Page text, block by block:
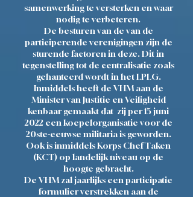
samenwerking te versterken en waar
nodig te verbeteren.
De besturen van de van de
participerende verenigingen zijn de
sturende factoren in deze. Dit in
tegenstelling tot de centralisatie zoals
gehanteerd wordt in het LPLG.
Inmiddels heeft de VHM aan de
Minister van Justitie en Veiligheid
kenbaar gemaakt dat zij per 15 juni
2022 een koepelorganisatie voor de
20ste-eeuwse militaria is geworden.
Ook is inmiddels Korps Chef Taken
(KCT) op landelijk niveau op de
hoogte gebracht.
De VHM zal jaarlijks een participatie
formulier verstrekken aan de